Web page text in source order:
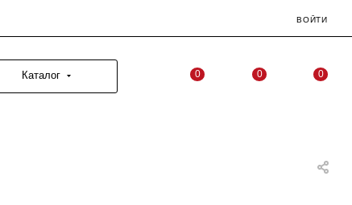
ВОЙТИ
Каталог 0 0 0